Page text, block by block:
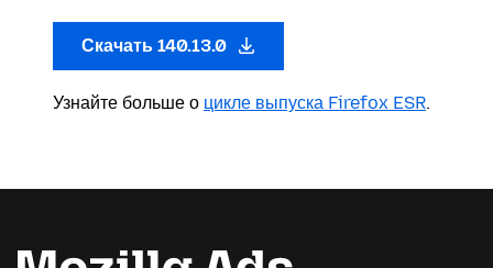
Скачать 140.13.0
Узнайте больше о цикле выпуска Firefox ESR.